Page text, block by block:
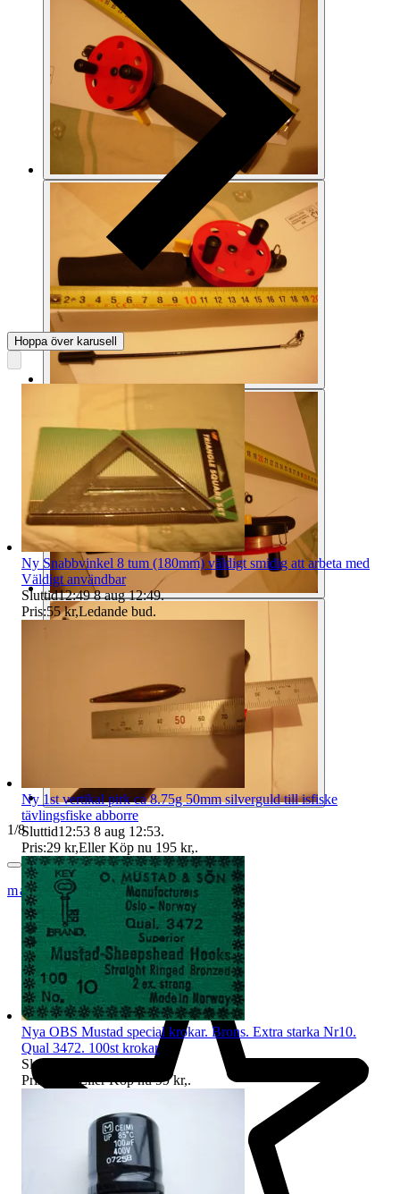
1/8
markku a
Hoppa över karusell
Ny Snabbvinkel 8 tum (180mm) väldigt smidig att arbeta med
Väldigt användbar
Sluttid12:49 8 aug 12:49.
Pris:55 kr,Ledande bud.
Ny 1st vertikal pirk ca 8.75g 50mm silverguld till isfiske
tävlingsfiske abborre
Sluttid12:53 8 aug 12:53.
Pris:29 kr,Eller Köp nu 195 kr,.
Nya OBS Mustad special krokar. Brons. Extra starka Nr10.
Qual 3472. 100st krokar
Sluttid
Pris:
Eller Köp nu 99 kr,.